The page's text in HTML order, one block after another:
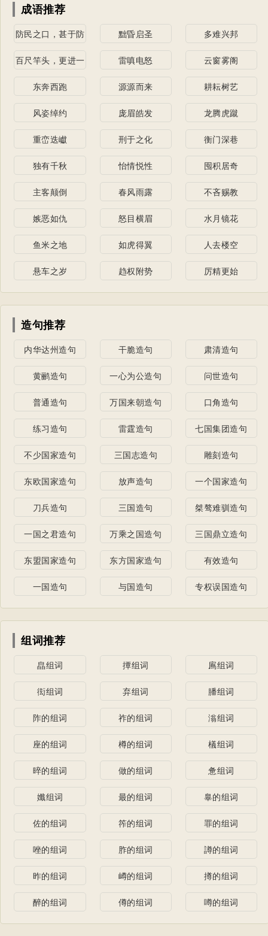
成语推荐
防民之口，甚于防
黜昏启圣 多难兴邦
百尺竿头，更进一
雷嗔电怒 云窗雾阁
东奔西跑 源源而来 耕耘树艺
风姿绰约 庞眉皓发 龙腾虎蹴
重峦迭巘 刑于之化 衡门深巷
独有千秋 怡情悦性 囤积居奇
主客颠倒 春风雨露 不吝赐教
嫉恶如仇 怒目横眉 水月镜花
鱼米之地 如虎得翼 人去楼空
悬车之岁 趋权附势 厉精更始
造句推荐
内华达州造句 干脆造句 肃清造句
黄鹂造句 一心为公造句 问世造句
普通造句 万国来朝造句 口角造句
练习造句 雷霆造句 七国集团造句
不少国家造句 三国志造句 雕刻造句
东欧国家造句 放声造句 一个国家造句
刀兵造句 三国造句 桀骜难驯造句
一国之君造句 万乘之国造句 三国鼎立造句
东盟国家造句 东方国家造句 有效造句
一国造句 与国造句 专权误国造句
组词推荐
皛组词 撢组词 鳸组词
衒组词 弃组词 膰组词
阼的组词 祚的组词 滃组词
座的组词 樽的组词 檥组词
晬的组词 做的组词 惫组词
孅组词 最的组词 辠的组词
佐的组词 筰的组词 罪的组词
唑的组词 胙的组词 譐的组词
昨的组词 嶟的组词 撙的组词
醉的组词 僔的组词 噂的组词